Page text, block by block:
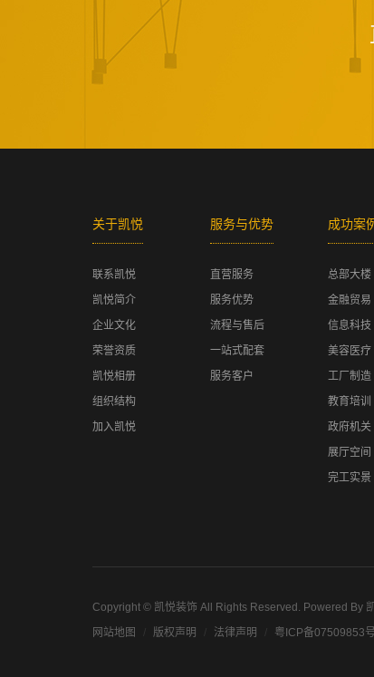
关于凯悦
联系凯悦
凯悦简介
企业文化
荣誉资质
凯悦相册
组织结构
加入凯悦
服务与优势
直营服务
服务优势
流程与售后
一站式配套
服务客户
成功案
总部大楼
金融贸易
信息科技
美容医疗
工厂制造
教育培训
政府机关
展厅空间
完工实景
Copyright © 凯悦装饰 All Rights Reserved. Powered By
网站地图
版权声明 法律声明 粤ICP备07509853号